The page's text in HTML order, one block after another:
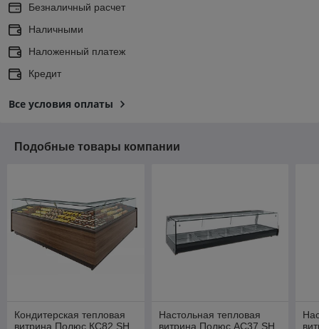
Безналичный расчет
Наличными
Наложенный платеж
Кредит
Все условия оплаты
Подобные товары компании
Кондитерская тепловая
витрина Полюс КС82 SH
Настольная тепловая
витрина Полюс AС37 SH